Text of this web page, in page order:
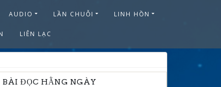
AUDIO LẦN CHUỖI LINH HỒN
LIÊN LẠC
BÀI ĐỌC HẰNG NGÀY